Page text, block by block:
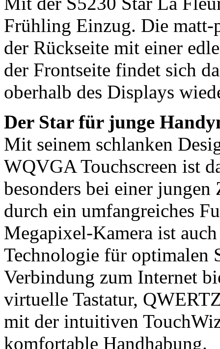
Frühling Einzug. Die matt-
der Rückseite mit einer
der Frontseite findet sich
oberhalb des Displays
Der Star für junge
Mit seinem schlanken
WQVGA Touchscreen ist
besonders bei einer
durch ein umfangreiches
Megapixel-Kamera ist
Technologie für optimalen
Verbindung zum Internet
virtuelle Tastatur,
mit der intuitiven
komfortable Handhabung.